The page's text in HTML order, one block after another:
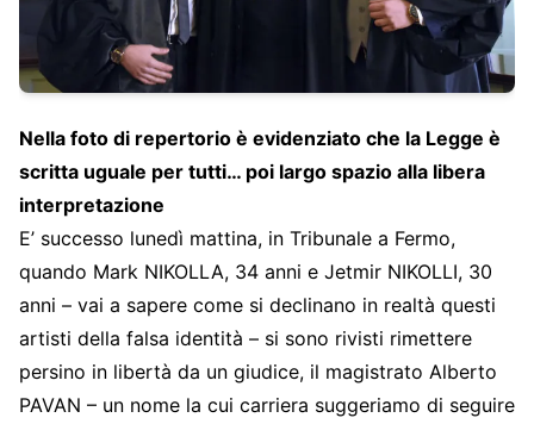
Nella foto di repertorio è evidenziato che la Legge è
scritta uguale per tutti… poi largo spazio alla libera
interpretazione
E’ successo lunedì mattina, in Tribunale a Fermo,
quando Mark NIKOLLA, 34 anni e Jetmir NIKOLLI, 30
anni – vai a sapere come si declinano in realtà questi
artisti della falsa identità – si sono rivisti rimettere
persino in libertà da un giudice, il magistrato Alberto
PAVAN – un nome la cui carriera suggeriamo di seguire